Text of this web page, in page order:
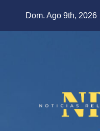
Dom. Ago 9th, 2026